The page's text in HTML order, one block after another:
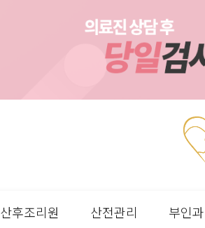
산후조리원 산전관리 부인과